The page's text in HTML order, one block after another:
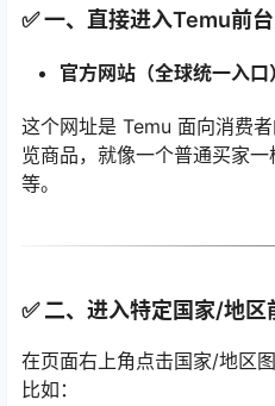
✅ 一、直接进入Temu前台
官方网站（全球统一入口）
这个网址是 Temu 面向消费
览商品，就像一个普通买家
等。
✅ 二、进入特定国家/地区
在页面右上角点击国家/地区
比如：